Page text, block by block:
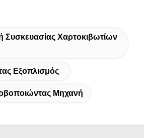
Συσκευασίας Χαρτοκιβωτίων
Εξοπλισμός
Μηχανή